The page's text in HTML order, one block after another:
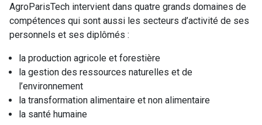
AgroParisTech intervient dans quatre grands domaines de
compétences qui sont aussi les secteurs d’activité de ses
personnels et ses diplômés :
la production agricole et forestière
la gestion des ressources naturelles et de
l’environnement
la transformation alimentaire et non alimentaire
la santé humaine